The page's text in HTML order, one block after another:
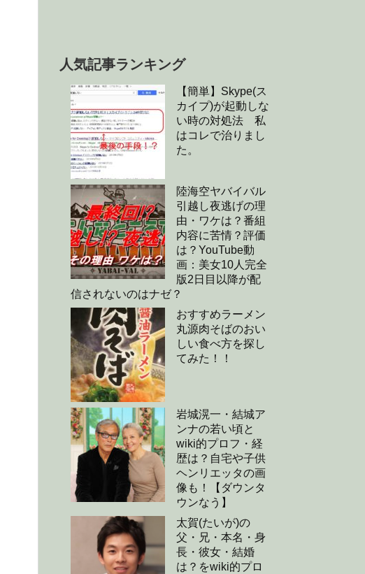
人気記事ランキング
【簡単】Skype(ス
カイプ)が起動しな
い時の対処法 私
はコレで治りまし
た。
陸海空ヤバイバル
引越し夜逃げの理
由・ワケは？番組
内容に苦情？評価
は？YouTube動
画：美女10人完全
版2日目以降が配
信されないのはナゼ？
おすすめラーメン
丸源肉そばのおい
しい食べ方を探し
てみた！！
岩城滉一・結城ア
ンナの若い頃と
wiki的プロフ・経
歴は？自宅や子供
ヘンリエッタの画
像も！【ダウンタ
ウンなう】
太賀(たいが)の
父・兄・本名・身
長・彼女・結婚
は？をwiki的プロ